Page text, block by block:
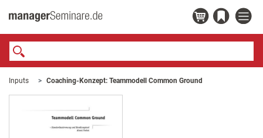
Inputs Coaching-Konzept: Teammodell Common Ground